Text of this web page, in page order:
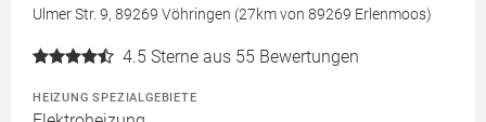
Ulmer Str. 9, 89269 Vöhringen (27km von 89269 Erlenmoos)
4.5 Sterne aus 55 Bewertungen
HEIZUNG SPEZIALGEBIETE